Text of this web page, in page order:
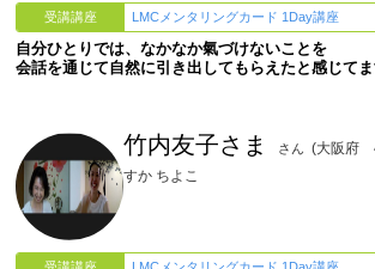
受講講座 LMCメンタリングカード 1Day講座
自分ひとりでは、なかなか氣づけないことを
会話を通じて自然に引き出してもらえたと感じてま
竹内友子さま さん (大阪府
すか ちよこ